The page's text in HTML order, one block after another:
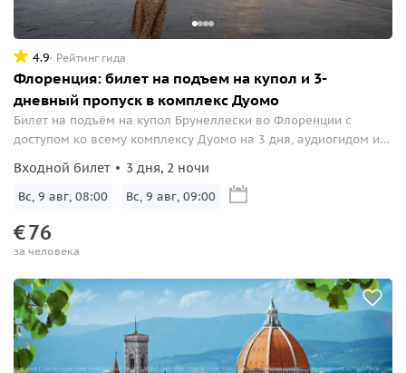
4.9 Рейтинг гида
Флоренция: билет на подъем на купол и 3-
дневный пропуск в комплекс Дуомо
Билет на подъём на купол Брунеллески во Флоренции с
доступом ко всему комплексу Дуомо на 3 дня, аудиогидом и
Входной билет 3 дня, 2 ночи
Вс, 9 авг, 08:00 Вс, 9 авг, 09:00
€76
за человека